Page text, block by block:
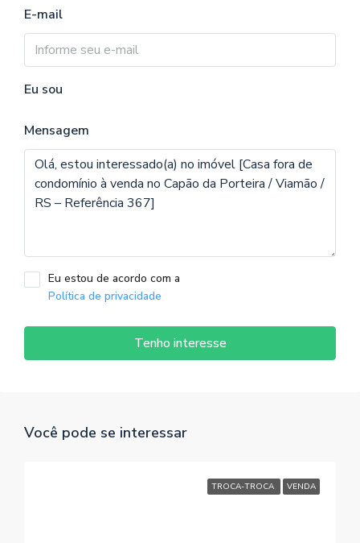
E-mail
Eu sou
Mensagem
Eu estou de acordo com a
Política de privacidade
Tenho interesse
Você pode se interessar
TROCA-TROCA VENDA